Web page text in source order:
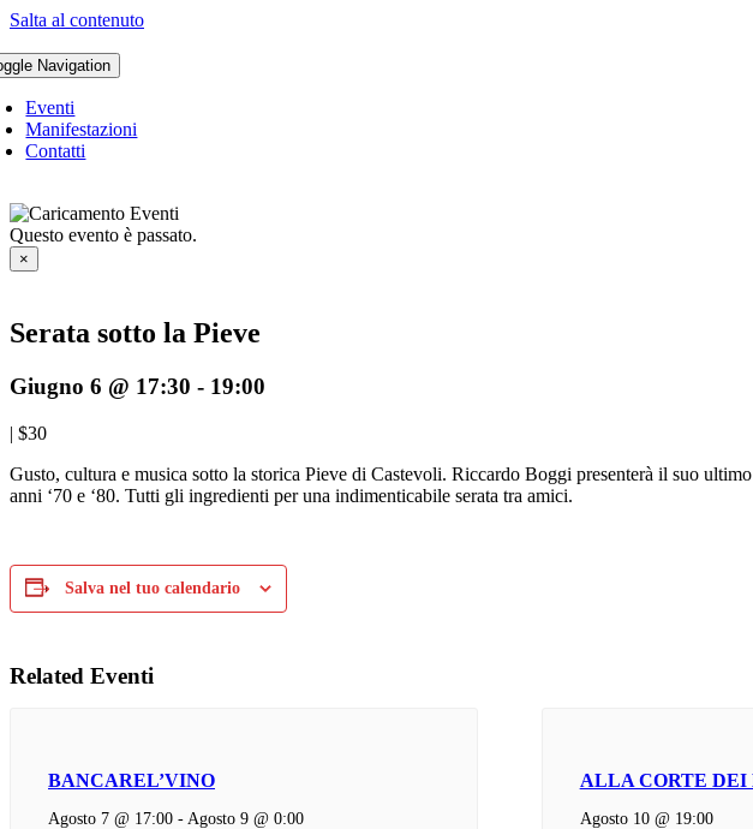
Salta al contenuto
Navigation
Eventi
Manifestazioni
Contatti
Questo evento è passato.
×
Serata sotto la Pieve
Giugno 6 @ 17:30 - 19:00
| $30
Gusto, cultura e musica sotto la storica Pieve di Castevoli. Riccardo Boggi presenterà il suo
anni ‘70 e ‘80. Tutti gli ingredienti per una indimenticabile serata tra amici.
Salva nel tuo calendario
Related Eventi
BANCAREL’VINO
Agosto 7 @ 17:00 - Agosto 9 @ 0:00
ALLA CORTE DEI
Agosto 10 @ 19:00